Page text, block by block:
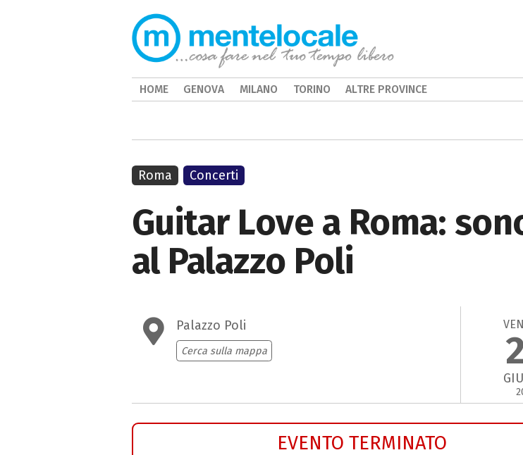
Guitar Love a Roma:
al Palazzo Poli
Palazzo Poli
Cerca sulla mappa
EVENTO TERMINATO
Roma Concerti
HOME GENOVA MILANO TORINO ALTRE PROVINCE